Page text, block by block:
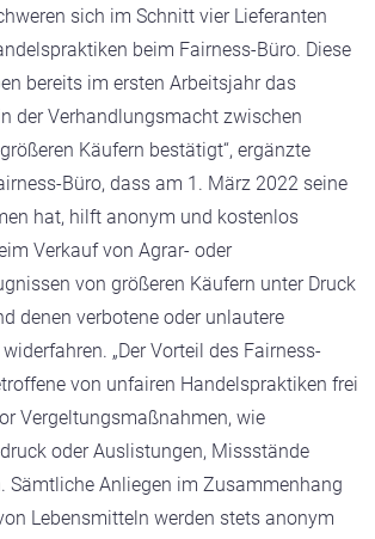
sich im Schnitt vier Lieferanten
beim Fairness-Büro. Diese
bereits im ersten Arbeitsjahr das
der Verhandlungsmacht zwischen
Käufern bestätigt“, ergänzte
Büro, dass am 1. März 2022 seine
hat, hilft anonym und kostenlos
Verkauf von Agrar- oder
von größeren Käufern unter Druck
denen verbotene oder unlautere
„Der Vorteil des Fairness-
von unfairen Handelspraktiken frei
Vergeltungsmaßnahmen, wie
oder Auslistungen, Missstände
Sämtliche Anliegen im Zusammenhang
Lebensmitteln werden stets anonym